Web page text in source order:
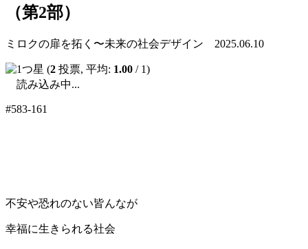
（第2部）
ミロクの扉を拓く〜未来の社会デザイン 2025.06.10
(2 投票, 平均: 1.00 / 1)
読み込み中...
#583-161
不安や恐れのない皆んなが
幸福に生きられる社会